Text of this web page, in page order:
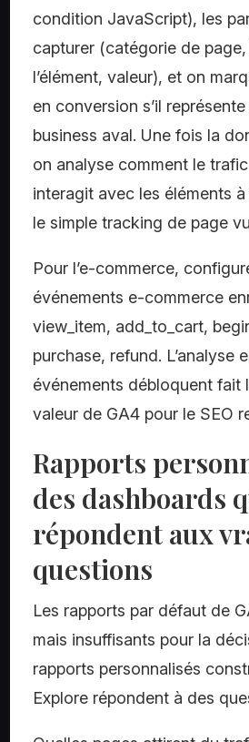
condition JavaScript), les
capturer (catégorie de
l’élément, valeur), et on
en conversion s’il
business aval. Une fois la
on analyse comment le
interagit avec les éléments
le simple tracking de page
Pour l’e-commerce,
événements e-commerce
view_item, add_to_cart,
purchase, refund. L’analyse
événements débloquent fait
valeur de GA4 pour le SEO
Rapports
des dashboards
répondent aux
questions
Les rapports par défaut de
mais insuffisants pour la
rapports personnalisés
Explore répondent à des